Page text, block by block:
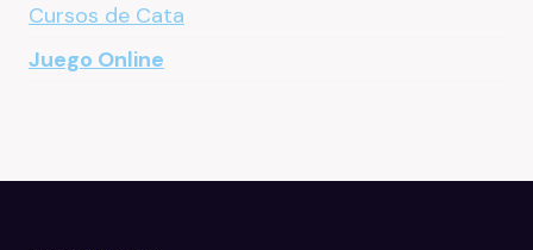
Cursos de Cata
Juego Online